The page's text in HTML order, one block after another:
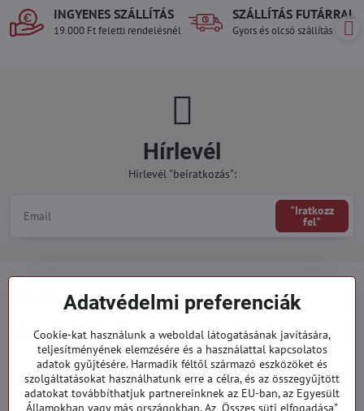
INGYENES SZÁLLÍTÁS
19.000 Ft feletti rendelésnél
SZÁLLÍTÁS FUTÁRRAL
Gyors és olcsó szállítás
Hírlevél
Hírlevél "beiratkozás":
"Iratkozz
fel"
Minden a vásárlásról
Megrendelések
Kategóriák
Adatvédelmi preferenciák
Cookie-kat használunk a weboldal látogatásának javítására,
teljesítményének elemzésére és a használattal kapcsolatos
adatok gyűjtésére. Harmadik féltől származó eszközöket és
szolgáltatásokat használhatunk erre a célra, és az összegyűjtött
adatokat továbbíthatjuk partnereinknek az EU-ban, az Egyesült
Államokban vagy más országokban. Az „Összes süti elfogadása"